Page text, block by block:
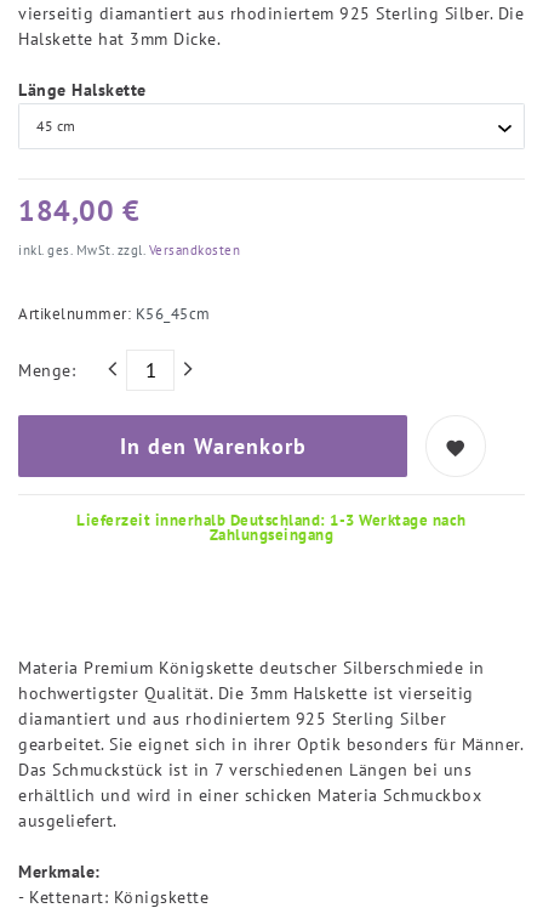
vierseitig diamantiert aus rhodiniertem 925 Sterling Silber. Die
Halskette hat 3mm Dicke.
Länge Halskette
184,00 €
inkl. ges. MwSt. zzgl.Versandkosten
Artikelnummer: K56_45cm
Menge:
In den Warenkorb
Lieferzeit innerhalb Deutschland: 1-3 Werktage nach
Zahlungseingang
Materia Premium Königskette deutscher Silberschmiede in
hochwertigster Qualität. Die 3mm Halskette ist vierseitig
diamantiert und aus rhodiniertem 925 Sterling Silber
gearbeitet. Sie eignet sich in ihrer Optik besonders für Männer.
Das Schmuckstück ist in 7 verschiedenen Längen bei uns
erhältlich und wird in einer schicken Materia Schmuckbox
ausgeliefert.
Merkmale:
- Kettenart: Königskette